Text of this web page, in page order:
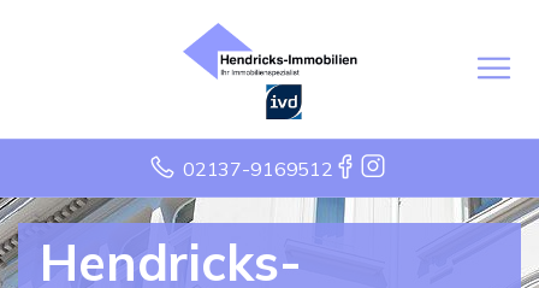
02137-9169512
Hendricks-